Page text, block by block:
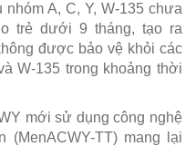
A, C, Y, W-135 chưa
trẻ dưới 9 tháng, tạo ra
được bảo vệ khỏi các
W-135 trong khoảng thời
mới sử dụng công nghệ
TT) mang lại